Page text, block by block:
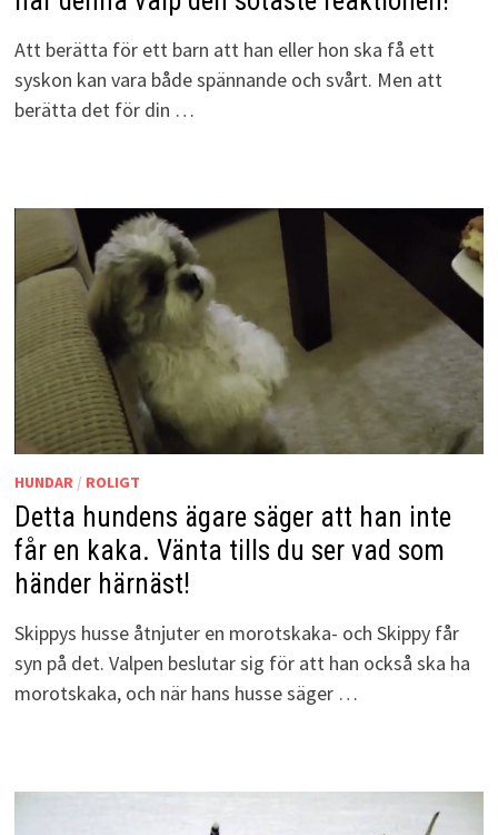
Att berätta för ett barn att han eller hon ska få ett
syskon kan vara både spännande och svårt. Men att
berätta det för din …
HUNDAR / ROLIGT
Detta hundens ägare säger att han inte
får en kaka. Vänta tills du ser vad som
händer härnäst!
Skippys husse åtnjuter en morotskaka- och Skippy får
syn på det. Valpen beslutar sig för att han också ska ha
morotskaka, och när hans husse säger …